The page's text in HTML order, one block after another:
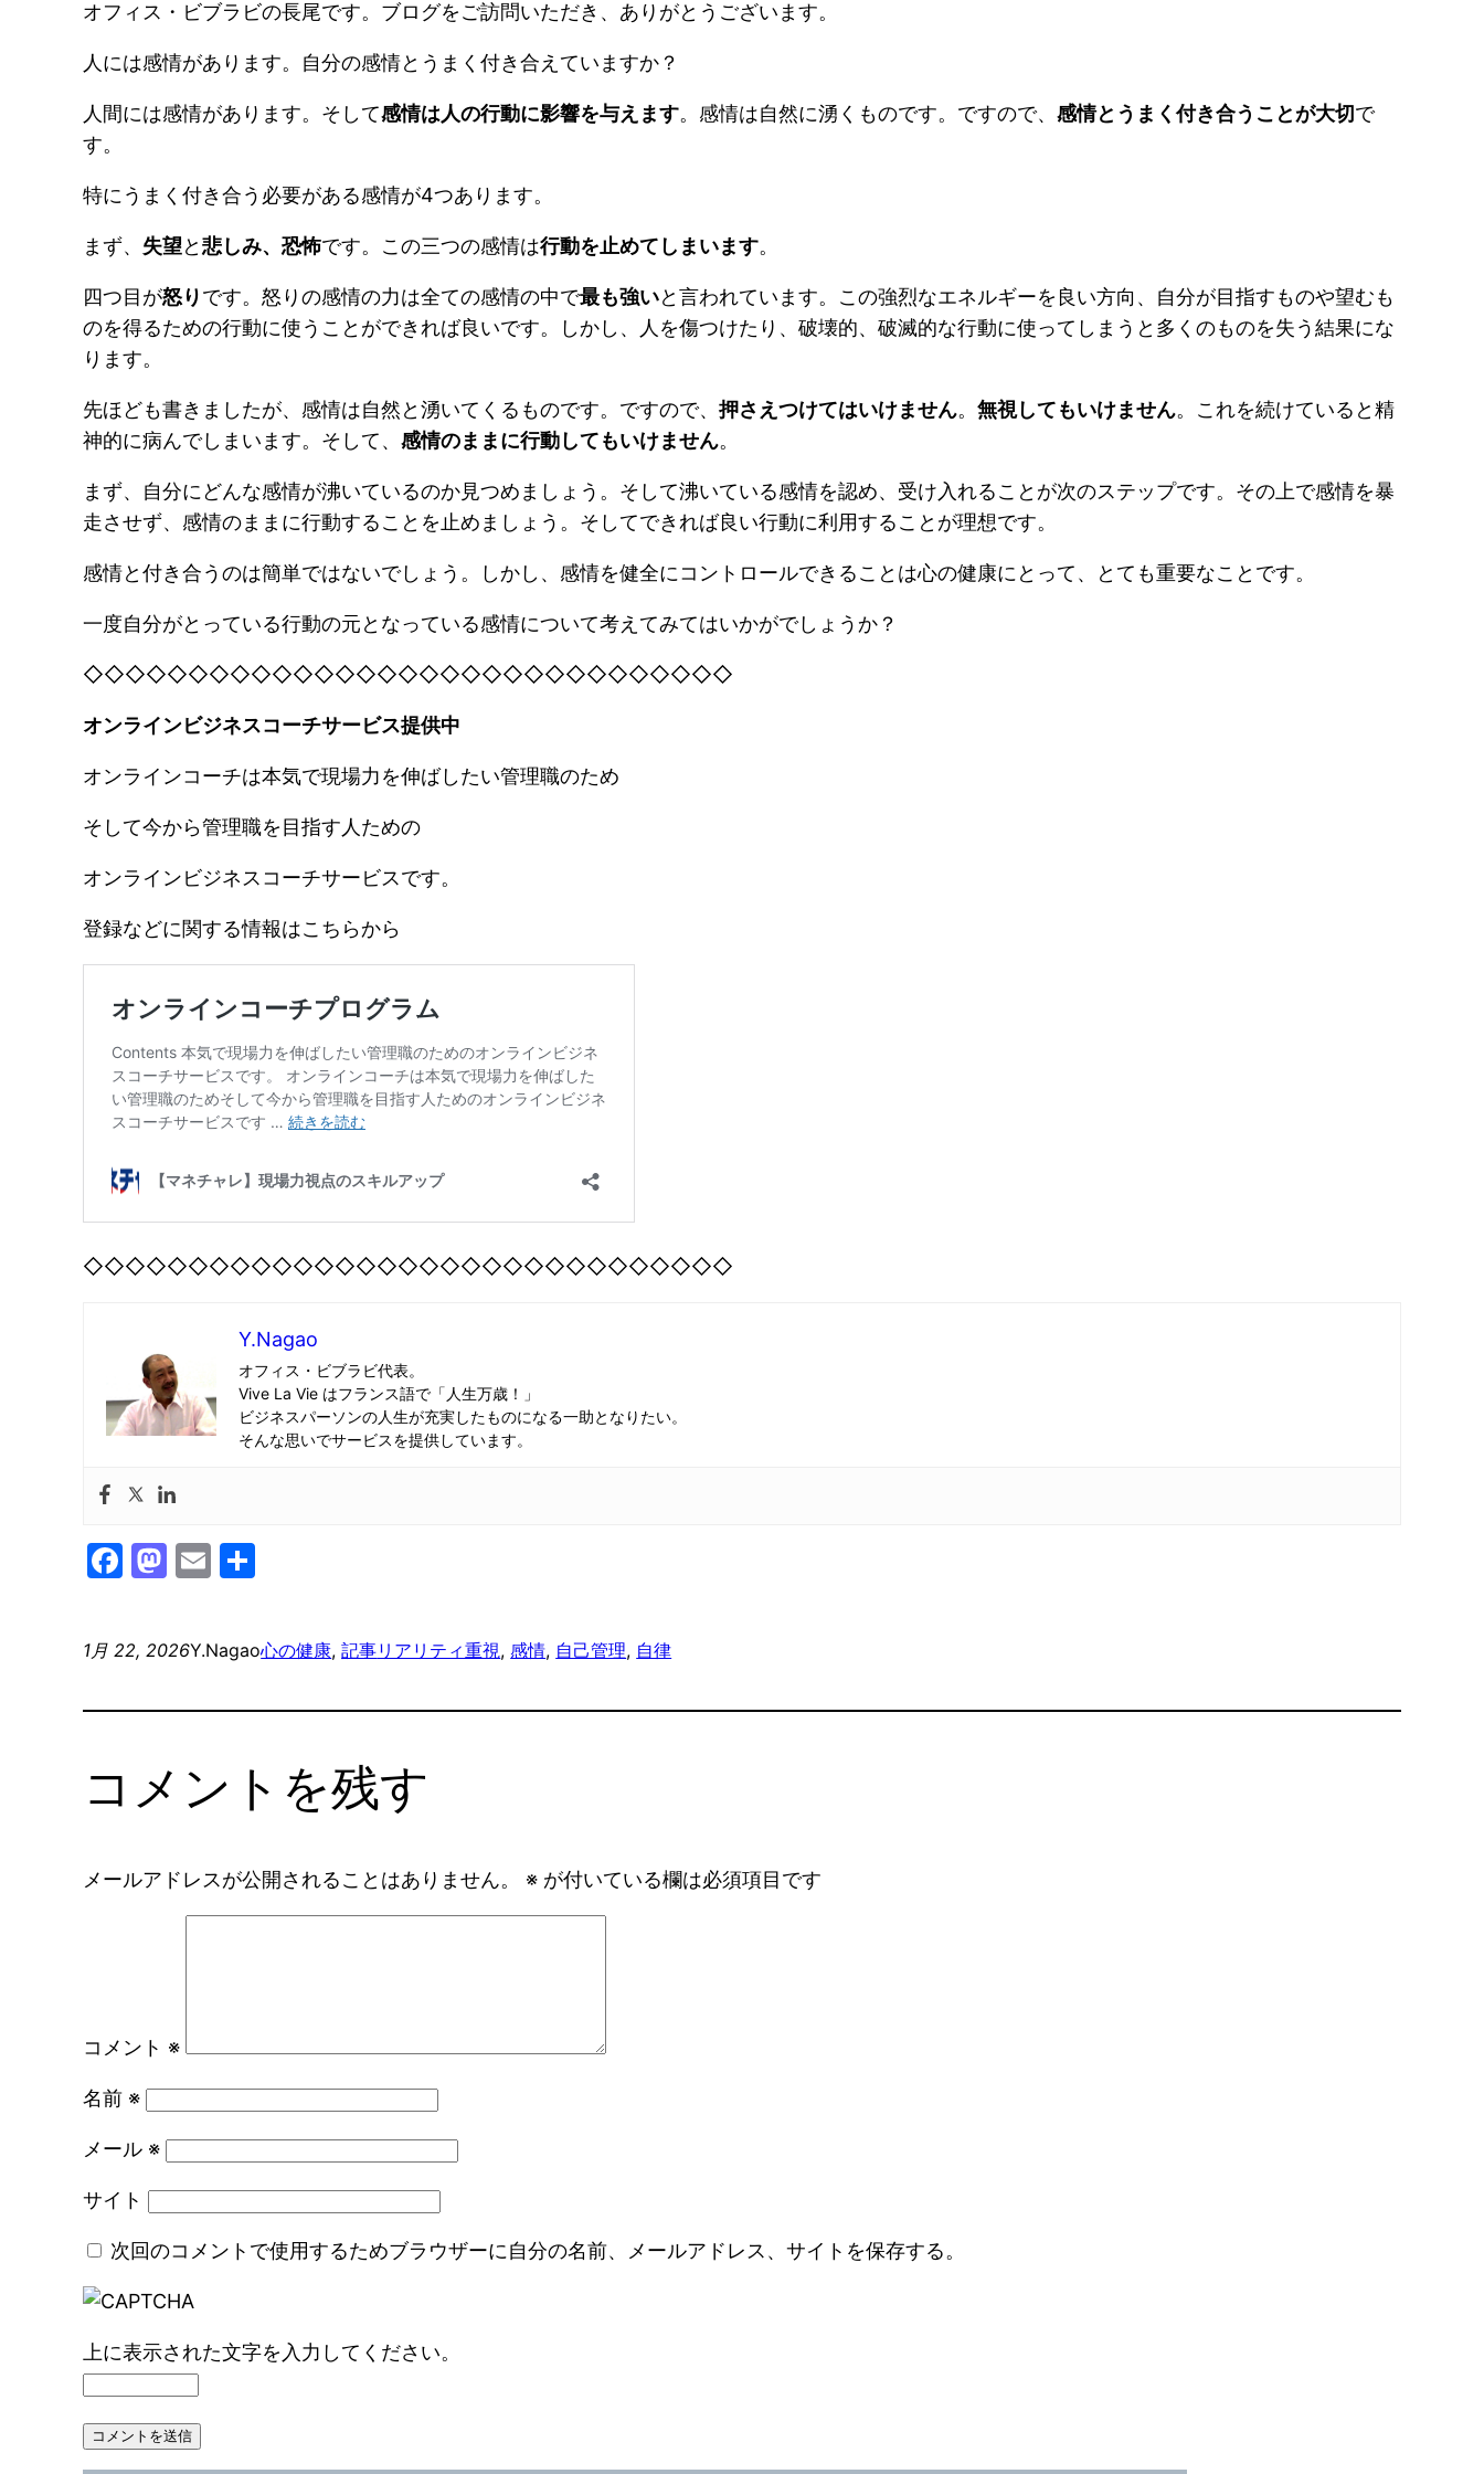
オフィス・ビブラビの長尾です。ブログをご訪問いただき、ありがとうございます。
人には感情があります。自分の感情とうまく付き合えていますか？
人間には感情があります。そして感情は人の行動に影響を与えます。感情は自然に湧くものです。ですので、感情とうまく付き合うことが大切で
す。
特にうまく付き合う必要がある感情が4つあります。
まず、 失望と悲しみ、恐怖です。この三つの感情は行動を止めてしまいます。
四つ目が怒りです。怒りの感情の力は全ての感情の中で最も強いと言われています。この強烈なエネルギーを良い方向、自分が目指すものや望むも
のを得るための行動に使うことができれば良いです。しかし、人を傷つけたり、破壊的、破滅的な行動に使ってしまうと多くのものを失う結果にな
ります。
先ほども書きましたが、感情は自然と湧いてくるものです。ですので、押さえつけてはいけません。無視してもいけません。これを続けていると精
神的に病んでしまいます。そして、感情のままに行動してもいけません。
まず、自分にどんな感情が沸いているのか見つめましょう。そして沸いている感情を認め、受け入れることが次のステップです。その上で感情を暴
走させず、感情のままに行動することを止めましょう。そしてできれば良い行動に利用することが理想です。
感情と付き合うのは簡単ではないでしょう。しかし、感情を健全にコントロールできることは心の健康にとって、とても重要なことです。
一度自分がとっている行動の元となっている感情について考えてみてはいかがでしょうか？
◇◇◇◇◇◇◇◇◇◇◇◇◇◇◇◇◇◇◇◇◇◇◇◇◇◇◇◇◇◇◇
オンラインビジネスコーチサービス提供中
オンラインコーチは本気で現場力を伸ばしたい管理職のため
そして今から管理職を目指す人ための
オンラインビジネスコーチサービスです。
登録などに関する情報はこちらから
◇◇◇◇◇◇◇◇◇◇◇◇◇◇◇◇◇◇◇◇◇◇◇◇◇◇◇◇◇◇◇
Y.Nagao
オフィス・ビブラビ代表。
Vive La Vie はフランス語で「人生万歳！」
ビジネスパーソンの人生が充実したものになる一助となりたい。
そんな思いでサービスを提供しています。
Facebook
Mastodon
Email
1月 22, 2026Y.Nagao心の健康, 記事リアリティ重視, 感情, 自己管理, 自律
コメントを残す
メールアドレスが公開されることはありません。 ※ が付いている欄は必須項目です
コメント ※
名前 ※
メール ※
サイト
次回のコメントで使用するためブラウザーに自分の名前、メールアドレス、サイトを保存する。
上に表示された文字を入力してください。